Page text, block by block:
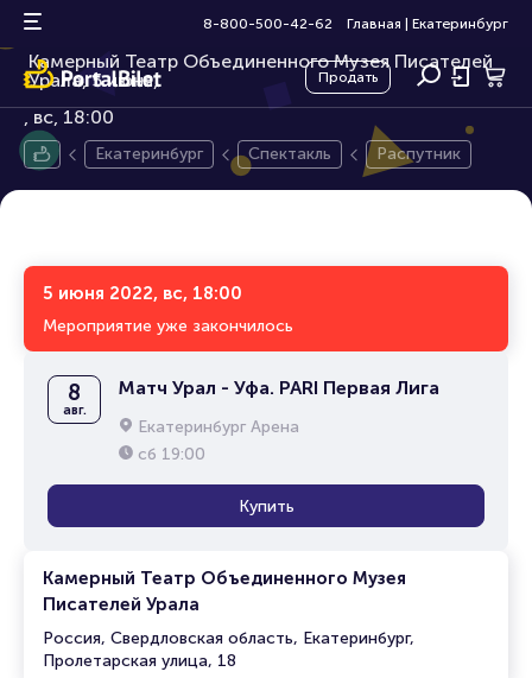
8-800-500-42-62 Главная Екатеринбург
Продать
Распутник
Камерный Театр Объединенного Музея Писателей
Урала, 5 июня,
18+
вс, 18:00
Екатеринбург Спектакль Распутник
5 июня 2022, вс, 18:00
Мероприятие уже закончилось
Камерный Театр Объединенного Музея
Писателей Урала
Россия, Свердловская область, Екатеринбург,
Пролетарская улица, 18
8
авг.
Матч Урал - Уфа. PARI Первая Лига
Екатеринбург Арена
сб 19:00
Купить